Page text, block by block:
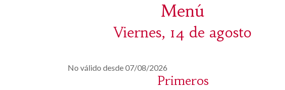
Menú
Viernes, 14 de agosto
No válido desde 07/08/2026
Primeros